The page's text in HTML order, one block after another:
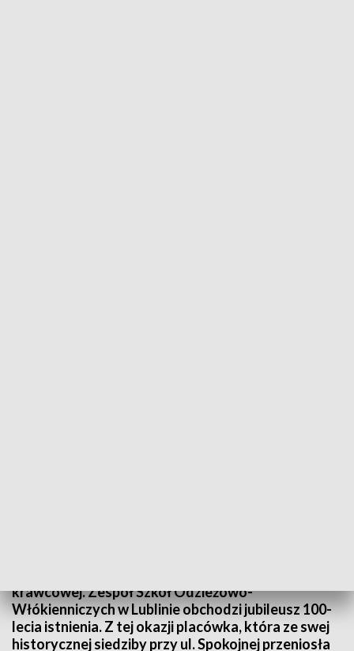
krawcowej. Zespół Szkół Odzieżowo-
Włókienniczych w Lublinie obchodzi jubileusz 100-
lecia istnienia. Z tej okazji placówka, która ze swej
historycznej siedziby przy ul. Spokojnej przeniosła